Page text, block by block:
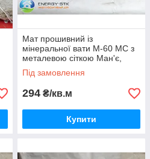
Мат прошивний із
мінеральної вати М-60 МС з
металевою сіткою Ман'є,
товщина 50 мм
Під замовлення
294 ₴/кв.м
Купити